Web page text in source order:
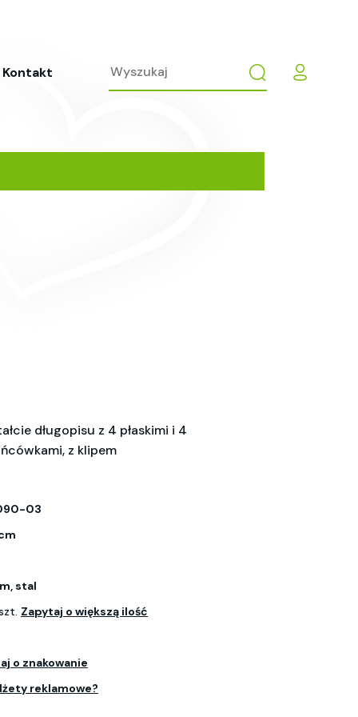
Kontakt
długopisu z 4 płaskimi i 4
z klipem
03
stal
Zapytaj o większą ilość
o znakowanie
reklamowe?